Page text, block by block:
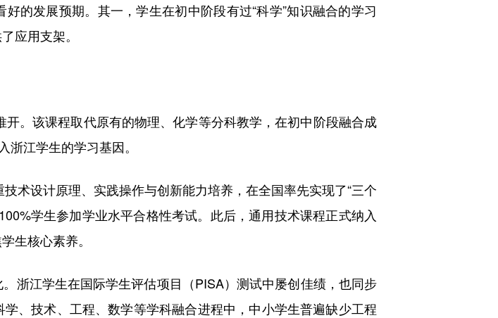
发展预期。其一，学生在初中阶段有过“科学”知识融合的学习
应用支架。
该课程取代原有的物理、化学等分科教学，在初中阶段融合成
江学生的学习基因。
设计原理、实践操作与创新能力培养，在全国率先实现了“三个
学生参加学业水平合格性考试。此后，通用技术课程正式纳入
生核心素养。
江学生在国际学生评估项目（PISA）测试中屡创佳绩，也同步
、技术、工程、数学等学科融合进程中，中小学生普遍缺少工程